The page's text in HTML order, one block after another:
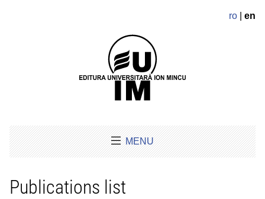
ro en
MENU
Publications list